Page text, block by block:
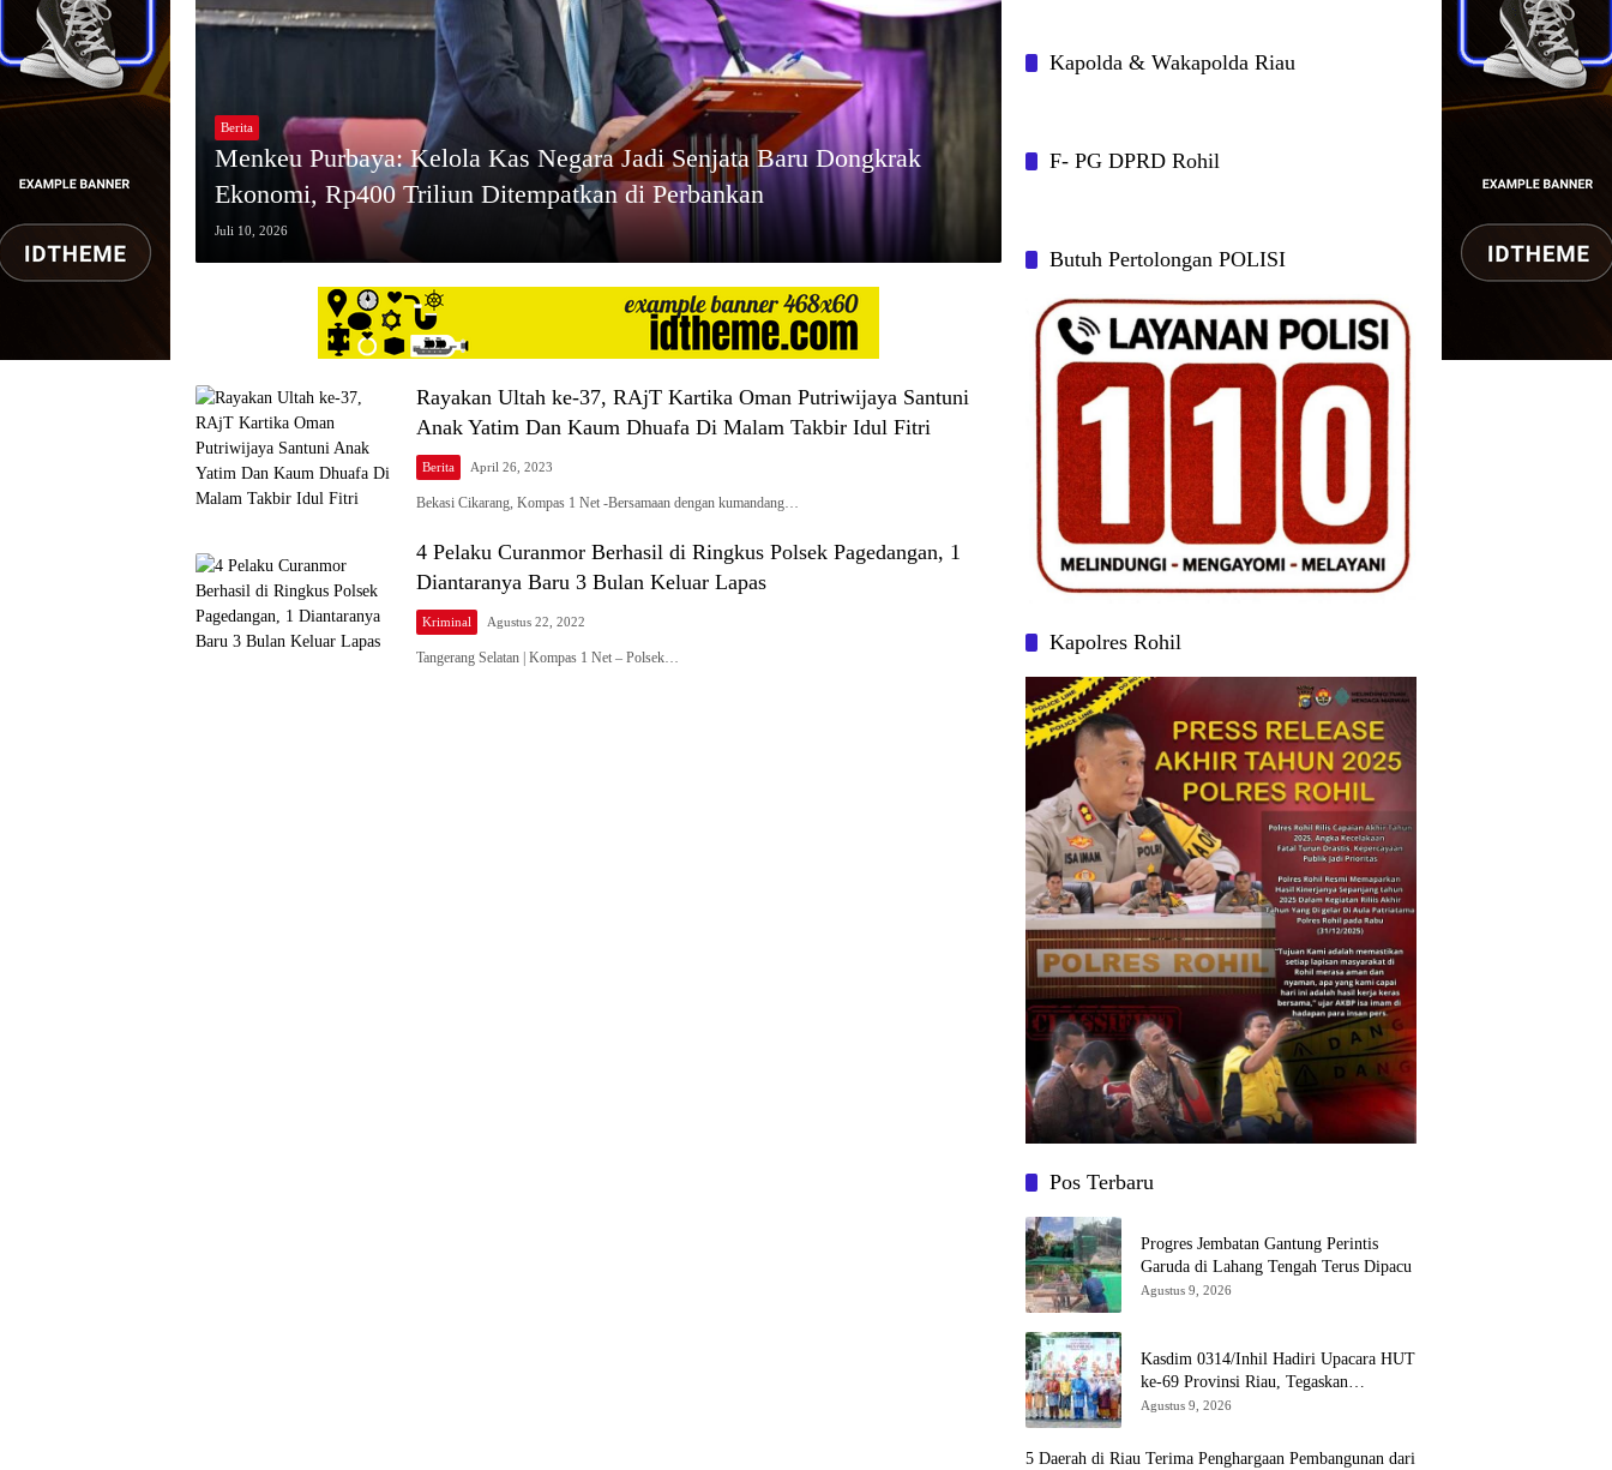
Berita
Menkeu Purbaya: Kelola Kas Negara Jadi Senjata Baru Dongkrak
Ekonomi, Rp400 Triliun Ditempatkan di Perbankan
Juli 10, 2026
Rayakan Ultah ke-37, RAjT Kartika Oman Putriwijaya Santuni
Anak Yatim Dan Kaum Dhuafa Di Malam Takbir Idul Fitri
Berita April 26, 2023
Bekasi Cikarang, Kompas 1 Net -Bersamaan dengan kumandang…
4 Pelaku Curanmor Berhasil di Ringkus Polsek Pagedangan, 1
Diantaranya Baru 3 Bulan Keluar Lapas
Kriminal Agustus 22, 2022
Tangerang Selatan | Kompas 1 Net – Polsek…
Kapolda & Wakapolda Riau
F- PG DPRD Rohil
Butuh Pertolongan POLISI
Kapolres Rohil
Pos Terbaru
Progres Jembatan Gantung Perintis
Garuda di Lahang Tengah Terus Dipacu
Agustus 9, 2026
Kasdim 0314/Inhil Hadiri Upacara HUT
ke-69 Provinsi Riau, Tegaskan
Komitmen Jaga Persatuan dan
Agustus 9, 2026
5 Daerah di Riau Terima Penghargaan Pembangunan dari